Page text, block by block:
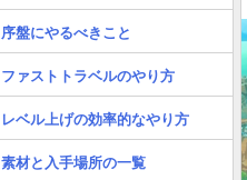
序盤にやるべきこと
ファストトラベルのやり方
レベル上げの効率的なやり方
素材と入手場所の一覧